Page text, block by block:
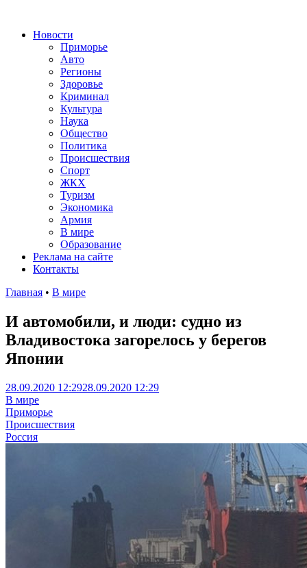
Новости
Приморье
Авто
Регионы
Здоровье
Криминал
Культура
Наука
Общество
Политика
Происшествия
Спорт
ЖКХ
Туризм
Экономика
Армия
В мире
Образование
Реклама на сайте
Контакты
Главная • В мире
И автомобили, и люди: судно из
Владивостока загорелось у берегов
Японии
28.09.2020 12:2928.09.2020 12:29
В мире
Приморье
Происшествия
Россия